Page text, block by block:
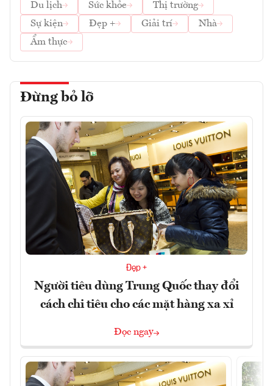
Du lịch
Sức khỏe
Thị trường
Sự kiện
Đẹp + Giải trí
Nhà
Ẩm thực
Đừng bỏ lỡ
Đẹp +
Người tiêu dùng Trung Quốc thay đổi
cách chi tiêu cho các mặt hàng xa xỉ
Đọc ngay